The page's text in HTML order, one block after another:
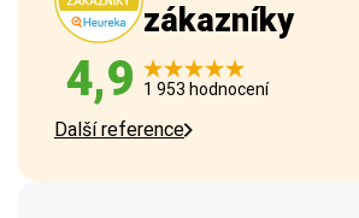
zákazníky
4,9 1 953 hodnocení
Další reference